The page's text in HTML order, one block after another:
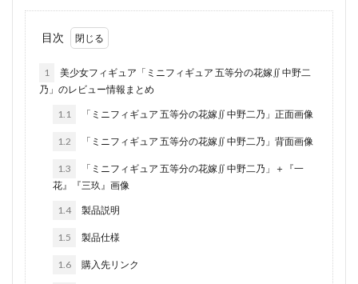
目次
1
美少女フィギュア「ミニフィギュア 五等分の花嫁∬ 中野二
乃」のレビュー情報まとめ
1.1 「ミニフィギュア 五等分の花嫁∬ 中野二乃」正面画像
1.2 「ミニフィギュア 五等分の花嫁∬ 中野二乃」背面画像
1.3
「ミニフィギュア 五等分の花嫁∬ 中野二乃」＋『一
花』『三玖』画像
1.4 製品説明
1.5 製品仕様
1.6 購入先リンク